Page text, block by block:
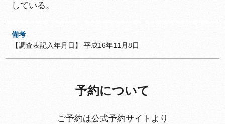
している。
備考
【調査表記入年月日】 平成16年11月8日
予約について
ご予約は公式予約サイトより